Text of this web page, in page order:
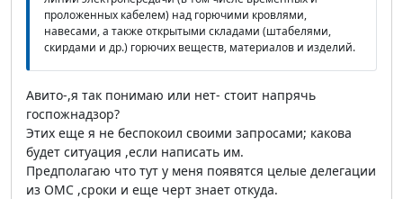
проложенных кабелем) над горючими кровлями,
навесами, а также открытыми складами (штабелями,
скирдами и др.) горючих веществ, материалов и изделий.
Авито-,я так понимаю или нет- стоит напрячь
госпожнадзор?
Этих еще я не беспокоил своими запросами; какова
будет ситуация ,если написать им.
Предполагаю что тут у меня появятся целые делегации
из ОМС ,сроки и еще черт знает откуда.